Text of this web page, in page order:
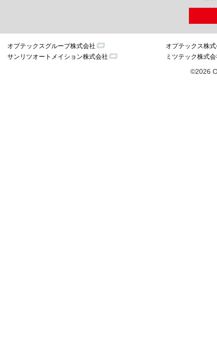
オプテックスグループ株式会社
オプテックス株
サンリツオートメイション株式会社
ミツテック株式
©2026